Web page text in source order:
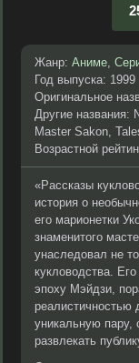
Жанр: Аниме,
Год выпуска: 1999
Оригинальное
Другие названия:
Master Sakon,
Возрастной
«Рассказы
история о
его марионетки
знаменитого
унаследовал не
кукловодства.
эпоху Мэйдзи,
реалистичностью
уникальную пару,
развлекать